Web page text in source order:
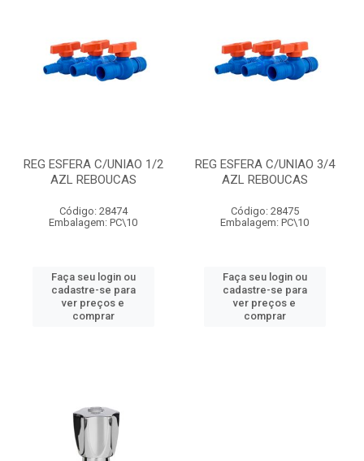
REG ESFERA C/UNIAO 1/2
AZL REBOUCAS
Código: 28474
Embalagem: PC\10
Faça seu login ou
cadastre-se para
ver preços e
comprar
REG ESFERA C/UNIAO 3/4
AZL REBOUCAS
Código: 28475
Embalagem: PC\10
Faça seu login ou
cadastre-se para
ver preços e
comprar